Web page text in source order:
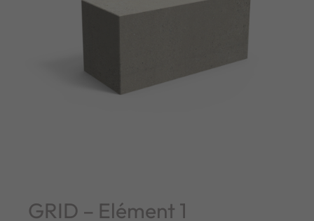
GRID – Elément 1